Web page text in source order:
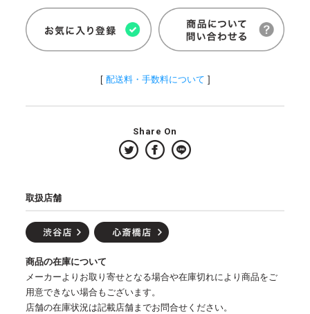
[ 配送料・手数料について ]
Share On
取扱店舗
商品の在庫について
メーカーよりお取り寄せとなる場合や在庫切れにより商品をご
用意できない場合もございます。
店舗の在庫状況は記載店舗までお問合せください。